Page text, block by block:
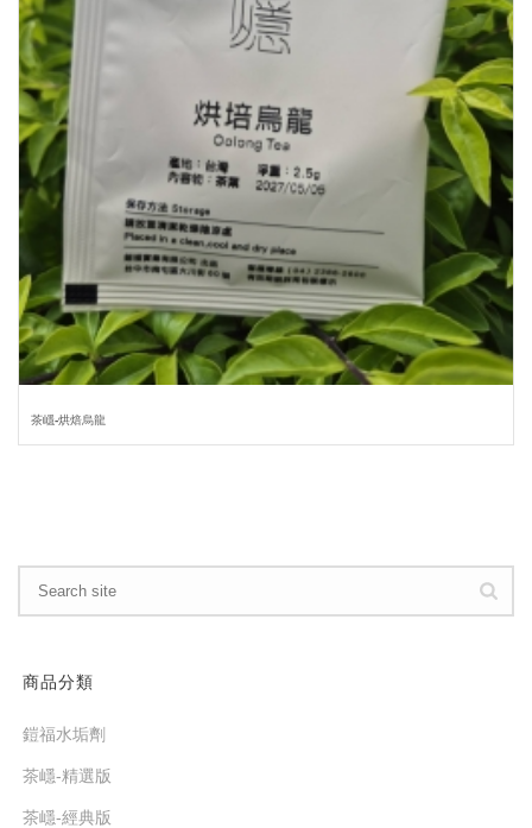
茶嶾-烘焙烏龍
商品分類
鎧福水垢劑
茶嶾-精選版
茶嶾-經典版